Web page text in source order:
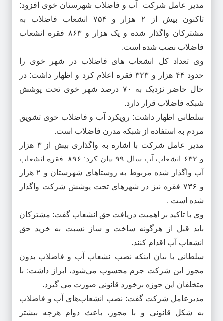
مدیر عامل شرکت آب و فاضلاب شهرستان خوی افزود:
تاکنون بیش از ۲ هزار و ۷۵۴ انشعاب فاضلاب به
مشترکان واگذار شده و یک هزار و۸۶۳ فقره انشعاب
فاضلاب نصب شده است.
وی تعداد کل انشعاب های فاضلاب در شهر خوی را
حدود ۴۴ هزار و ۳۲۳فقره اعلام کرد و اظهار داشت: در
حال حاضر نزدیک به ۷۰ درصد شهر خوی تحت پوشش
شبکه فاضلاب قرار دارد.
سلطانی اظهار داشت: رویکرد آب و فاضلاب خوی تشویق
مردم به استفاده از شبکه مدرن فاضلاب است.
مدیر عامل شرکت با اشاره به واگذاری بیش از۳ هزار
و ۶۳۲ انشعاب آب سال ۹۹ بیان کرد: ۸۹۶ فقره انشعاب
آب واگذار شده مربوط به روستاهای شهرستان و ۲ هزار
و ۷۳۶فقره نیز در شهرهای تحت پوشش شرکت واگذار
شده است .
وی با تاکید بر اهمیت دریافت حق انشعاب گفت: مشترکان
باید قبل از هرگونه ساخت و ساز نسبت به خرید حق
انشعاب آب اقدام کنند.
سلطانی با بیان اینکه نصب انشعاب آب و فاضلاب بدون
مجوز این شرکت جرم محسوب می‌شود، ابراز داشت: با
متخلفان این حوزه برخورد قانونی صورت می گیرد.
مدیرعامل شرکت گفت: نصب انشعاب‌های آب و فاضلاب
به شکل قانونی و با مجوز، باعث دوام هرچه بیشتر